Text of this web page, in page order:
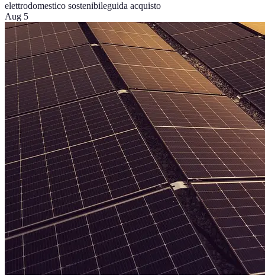
elettrodomestico sostenibileguida acquisto
Aug 5